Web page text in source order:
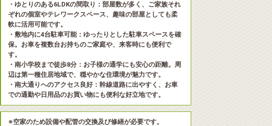
・ゆとりのある6LDKの間取り：部屋数が多く、ご家族それ
ぞれの個室やテレワークスペース、趣味の部屋としても柔
軟に活用可能です。
・敷地内に4台駐車可能：ゆったりとした駐車スペースを確
保。お車を複数台お持ちのご家庭や、来客時にも便利で
す。
・南小学校まで徒歩8分：お子様の通学にも安心の距離。周
辺は第一種住居地域で、穏やかな住環境が魅力です。
・南大通りへのアクセス良好：幹線道路に出やすく、お車
での通勤や日用品のお買い物にも便利な好立地です。
※空家のため設備や配管の交換及び修繕が必要です。